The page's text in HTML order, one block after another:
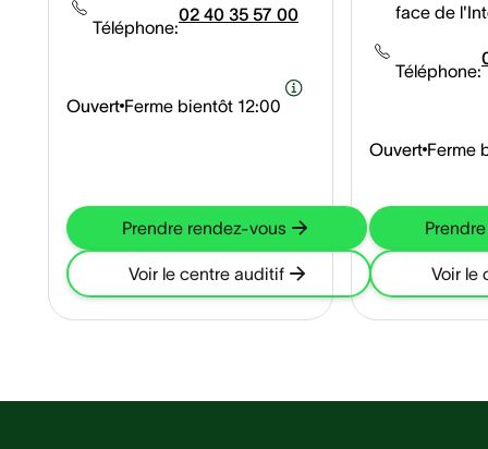
Téléphone:
02 40 35 57 00
Ouvert Ferme bientôt 12:00
Prendre rendez-vous
Voir le centre auditif
face de
- 10,5 km
Téléphone:
Ouvert Ferme
Voir le